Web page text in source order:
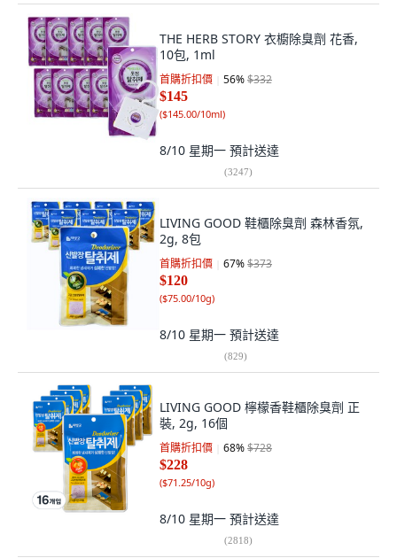
THE HERB STORY 衣櫥除臭劑 花香,
10包, 1ml
首購折扣價 56%$332
$145
($145.00/10ml)
8/10 星期一 預計送達
(3247)
LIVING GOOD 鞋櫃除臭劑 森林香氛,
2g, 8包
首購折扣價 67%$373
$120
($75.00/10g)
8/10 星期一 預計送達
(829)
LIVING GOOD 檸檬香鞋櫃除臭劑 正
裝, 2g, 16個
首購折扣價 68%$728
$228
($71.25/10g)
8/10 星期一 預計送達
(2818)